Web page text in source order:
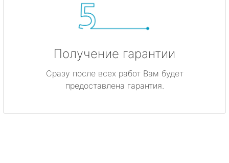
Получение гарантии
Сразу после всех работ Вам будет
предоставлена гарантия.